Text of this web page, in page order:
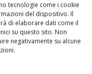
tecnologie come i cookie
del dispositivo. Il
di elaborare dati come il
su questo sito. Non
negativamente su alcune